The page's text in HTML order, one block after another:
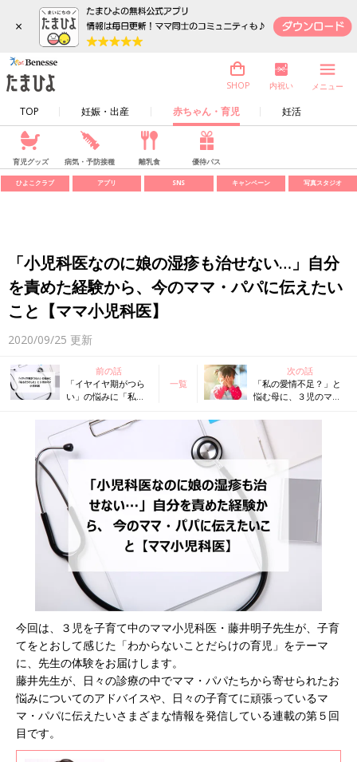
×
TOP 妊娠・出産 赤ちゃん・育児 妊活
SHOP 内祝い メニュー
育児グッズ 病気・予防接種 離乳食 優待パス
ひよこクラブ アプリ SNS キャンペーン 写真スタジオ
「小児科医なのに娘の湿疹も治せない…」自分
を責めた経験から、今のママ・パパに伝えたい
こと【ママ小児科医】
2020/09/25 更新
前の話
「イヤイヤ期がつら
い」の悩みに「私も
のママ小児科医
一覧
次の話
「私の愛情不足？」と
悩む母に、３児のママ
今回は、３児を子育て中のママ小児科医・藤井明子先生が、子育
てをとおして感じた「わからないことだらけの育児」をテーマ
に、先生の体験をお届けします。
藤井先生が、日々の診療の中でママ・パパたちから寄せられたお
悩みについてのアドバイスや、日々の子育てに頑張っているマ
マ・パパに伝えたいさまざまな情報を発信している連載の第５回
目です。